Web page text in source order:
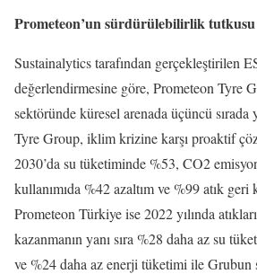
Prometeon’un sürdürülebilirlik tutkusu
Sustainalytics tarafından gerçekleştirilen
değerlendirmesine göre, Prometeon Tyre
sektöründe küresel arenada üçüncü sırada
Tyre Group, iklim krizine karşı proaktif
2030’da su tüketiminde %53, CO2
kullanımıda %42 azaltım ve %99 atık geri
Prometeon Türkiye ise 2022 yılında
kazanmanın yanı sıra %28 daha az su
ve %24 daha az enerji tüketimi ile